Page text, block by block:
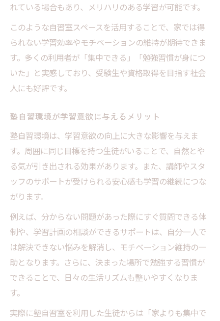
れている場合もあり、メリハリのある学習が可能です。
このような自習室スペースを活用することで、家では得
られない学習効率やモチベーションの維持が期待できま
す。多くの利用者が「集中できる」「勉強習慣が身につ
いた」と実感しており、受験生や資格取得を目指す社会
人にも好評です。
塾自習環境が学習意欲に与えるメリット
塾自習環境は、学習意欲の向上に大きな影響を与えま
す。周囲に同じ目標を持つ生徒がいることで、自然とや
る気が引き出される効果があります。また、講師やスタ
ッフのサポートが受けられる安心感も学習の継続につな
がります。
例えば、分からない問題があった際にすぐ質問できる体
制や、学習計画の相談ができるサポートは、自分一人で
は解決できない悩みを解消し、モチベーション維持の一
助となります。さらに、決まった場所で勉強する習慣が
できることで、日々の生活リズムも整いやすくなりま
す。
実際に塾自習室を利用した生徒からは「家よりも集中で